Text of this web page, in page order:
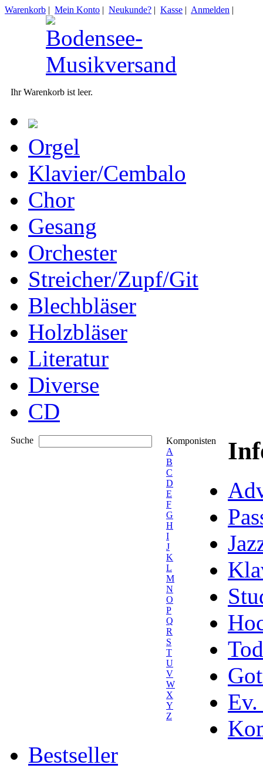
Warenkorb | Mein Konto | Neukunde? | Kasse | Anmelden |
Ihr Warenkorb ist leer.
Orgel
Klavier/Cembalo
Chor
Gesang
Orchester
Streicher/Zupf/Git
Blechbläser
Holzbläser
Literatur
Diverse
CD
Suche
Komponisten
A
B
C
D
E
F
G
H
I
J
K
L
M
N
O
P
Q
R
S
T
U
V
W
X
Y
Z
Ev.
Bestseller